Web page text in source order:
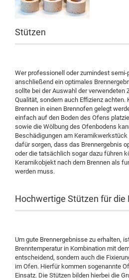
Stützen
Wer professionell oder zumindest
anschließend ein optimales
sollte bei der Auswahl der verwendeten
Qualität, sondern auch Effizienz achten.
Brennen in einen Brennofen gelegt
einfach auf den Boden des Ofens
sowie die Wölbung des Ofenbodens
Beschädigungen am
dafür sorgen, dass das Brennergebnis
oder die tatsächlich sogar dazu führen
Keramikobjekt nach dem Brennen als
werden muss.
Hochwertige Stützen für die
Um gute Brennergebnisse zu erhalten,
Brenntemperatur in Kombination mit
entscheidend, sondern auch die
im Ofen. Hierfür kommen sogenannte
Einsatz. Die Stützen bilden hierbei die